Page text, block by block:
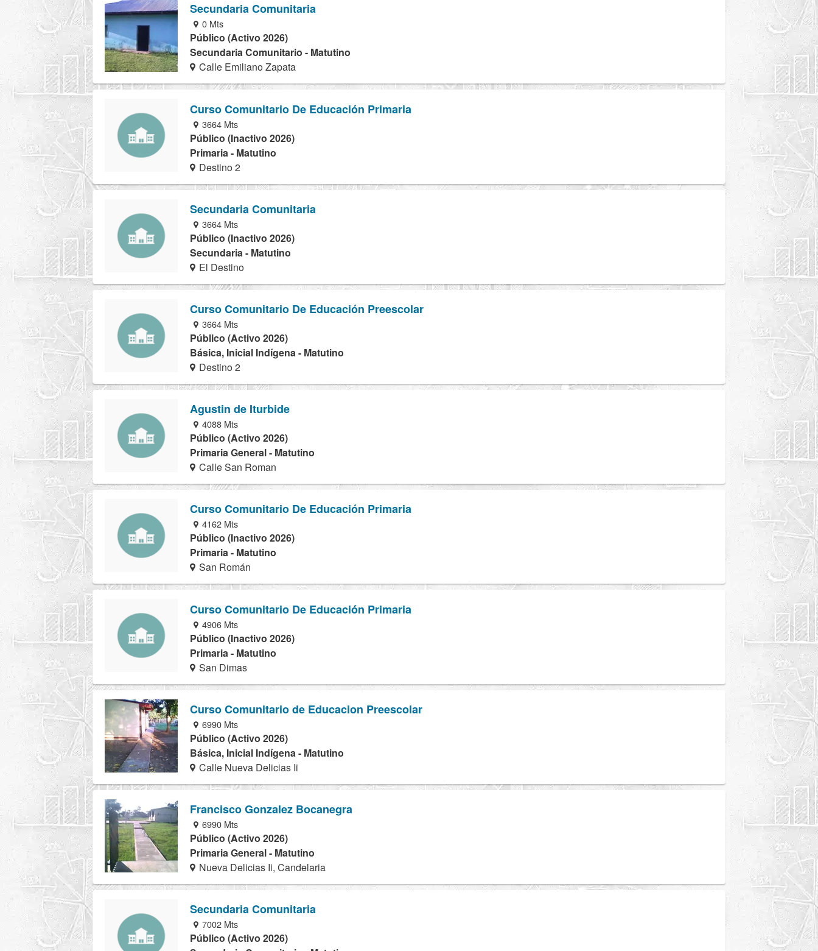
Secundaria Comunitaria
0 Mts
Público (Activo 2026)
Secundaria Comunitario - Matutino
Calle Emiliano Zapata
Curso Comunitario De Educación Primaria
3664 Mts
Público (Inactivo 2026)
Primaria - Matutino
Destino 2
Secundaria Comunitaria
3664 Mts
Público (Inactivo 2026)
Secundaria - Matutino
El Destino
Curso Comunitario De Educación Preescolar
3664 Mts
Público (Activo 2026)
Básica, Inicial Indígena - Matutino
Destino 2
Agustin de Iturbide
4088 Mts
Público (Activo 2026)
Primaria General - Matutino
Calle San Roman
Curso Comunitario De Educación Primaria
4162 Mts
Público (Inactivo 2026)
Primaria - Matutino
San Román
Curso Comunitario De Educación Primaria
4906 Mts
Público (Inactivo 2026)
Primaria - Matutino
San Dimas
Curso Comunitario de Educacion Preescolar
6990 Mts
Público (Activo 2026)
Básica, Inicial Indígena - Matutino
Calle Nueva Delicias Ii
Francisco Gonzalez Bocanegra
6990 Mts
Público (Activo 2026)
Primaria General - Matutino
Nueva Delicias Ii, Candelaria
Secundaria Comunitaria
7002 Mts
Público (Activo 2026)